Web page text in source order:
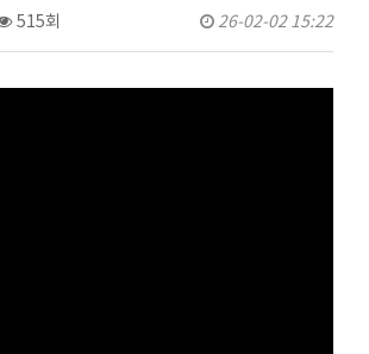
515회 26-02-02 15:22